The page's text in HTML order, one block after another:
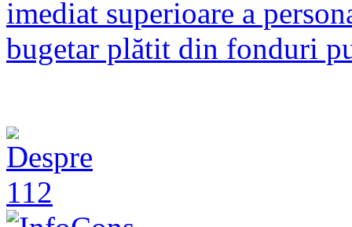
imediat superioare a
bugetar plătit din fonduri